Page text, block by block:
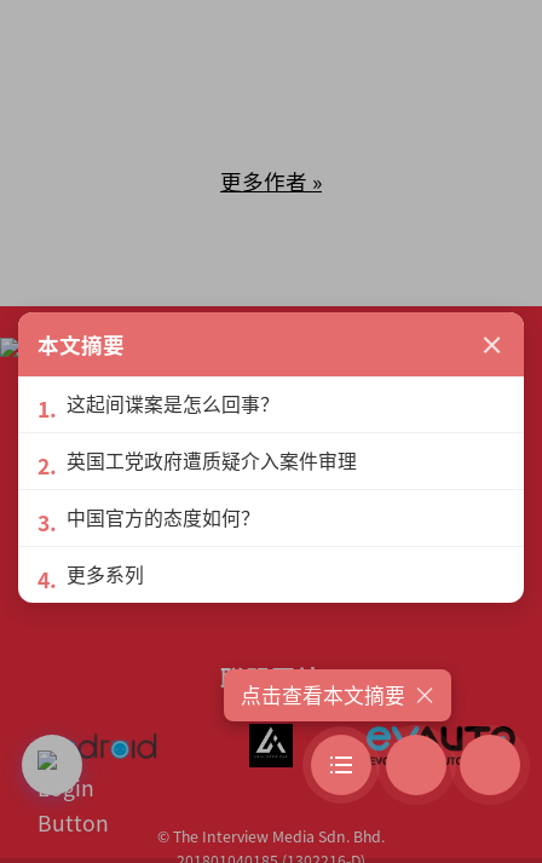
更多作者 »
关于我们 许可协议
隐私政策
联络我们
联盟网站
© The Interview Media Sdn. Bhd.
本文摘要 ×
这起间谍案是怎么回事？
英国工党政府遭质疑介入案件审理
中国官方的态度如何？
更多系列
点击查看本文摘要 ×